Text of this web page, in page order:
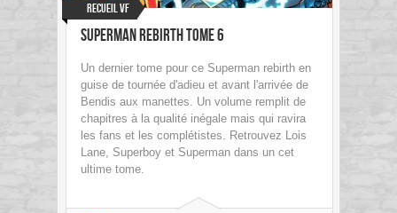
Recueil VF
Superman Rebirth Tome 6
Un dernier tome pour ce Superman rebirth en
guise de tournée d'adieu et avant l'arrivée de
Bendis aux manettes. Un volume remplit de
chapitres à la qualité inégale mais qui ravira
les fans et les complétistes. Retrouvez Lois
Lane, Superboy et Superman dans un cet
ultime tome.